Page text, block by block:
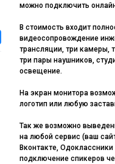
можно подключить
В стоимость входит
видеосопровождение
трансляции, три камеры,
три пары наушников,
освещение.
На экран монитора
логотип или любую
Так же возможно
на любой сервис (ваш
Вконтакте, Одоклассники
подключение спикеров